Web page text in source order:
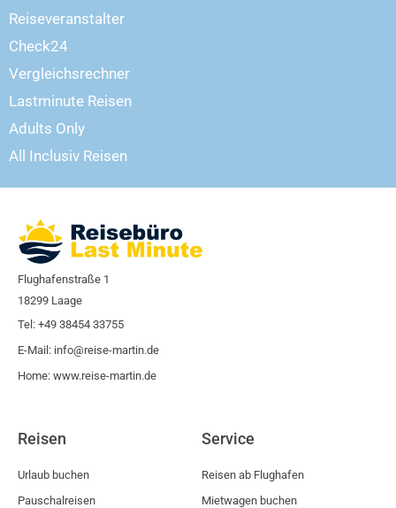
Reiseveranstalter
Check24
Vergleichsrechner
Lastminute Reisen
Adults Only
All Inclusiv Reisen
Flughafenstraße 1
18299 Laage
Tel: +49 38454 33755
E-Mail: info@reise-martin.de
Home: www.reise-martin.de
Reisen
Urlaub buchen
Pauschalreisen
Service
Reisen ab Flughafen
Mietwagen buchen